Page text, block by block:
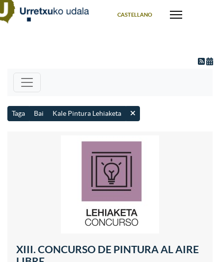
CASTELLANO
Taga Bai Kale Pintura Lehiaketa
XIII. CONCURSO DE PINTURA AL AIRE